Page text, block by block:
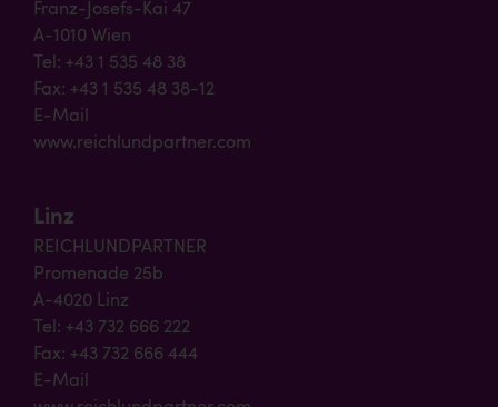
Franz-Josefs-Kai 47
A-1010 Wien
Tel: +43 1 535 48 38
Fax: +43 1 535 48 38-12
E-Mail
www.reichlundpartner.com
Linz
REICHLUNDPARTNER
Promenade 25b
A-4020 Linz
Tel: +43 732 666 222
Fax: +43 732 666 444
E-Mail